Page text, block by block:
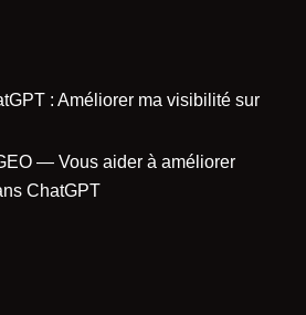
: Améliorer ma visibilité sur
— Vous aider à améliorer
ChatGPT